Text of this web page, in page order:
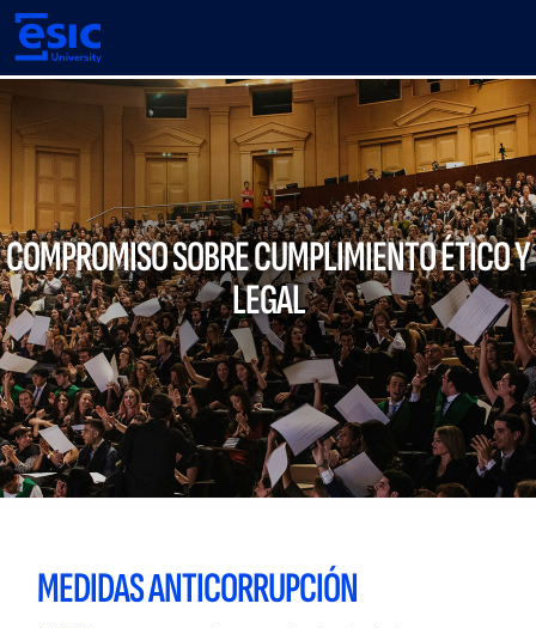
Pasar
contenido
principal
COMPROMISO SOBRE CUMPLIMIENTO ÉTICO Y
LEGAL
MEDIDAS ANTICORRUPCIÓN